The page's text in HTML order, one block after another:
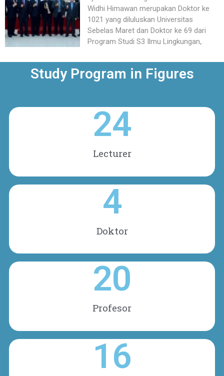
Widhi Himawan merupakan Doktor ke
1021 yang diluluskan Universitas
Sebelas Maret dan Doktor ke 69 dari
Program Studi S3 Ilmu Lingkungan,.
Study Program in Figures
24
Lecturer
4
Doktor
20
Profesor
16